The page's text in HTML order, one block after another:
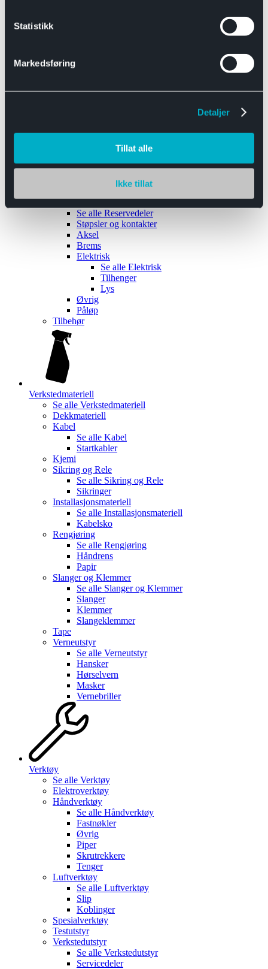
Statistikk
Markedsføring
Detaljer
Tillat alle
Ikke tillat
Båthengere
Reservedeler
Se alle Reservedeler
Støpsler og kontakter
Aksel
Brems
Elektrisk
Se alle Elektrisk
Tilhenger
Lys
Øvrig
Påløp
Tilbehør
Verkstedmateriell
Se alle Verkstedmateriell
Dekkmateriell
Kabel
Se alle Kabel
Startkabler
Kjemi
Sikring og Rele
Se alle Sikring og Rele
Sikringer
Installasjonsmateriell
Se alle Installasjonsmateriell
Kabelsko
Rengjøring
Se alle Rengjøring
Håndrens
Papir
Slanger og Klemmer
Se alle Slanger og Klemmer
Slanger
Klemmer
Slangeklemmer
Tape
Verneutstyr
Se alle Verneutstyr
Hansker
Hørselvern
Masker
Vernebriller
Verktøy
Se alle Verktøy
Elektroverktøy
Håndverktøy
Se alle Håndverktøy
Fastnøkler
Øvrig
Piper
Skrutrekkere
Tenger
Luftverktøy
Se alle Luftverktøy
Slip
Koblinger
Spesialverktøy
Testutstyr
Verkstedutstyr
Se alle Verkstedutstyr
Servicedeler